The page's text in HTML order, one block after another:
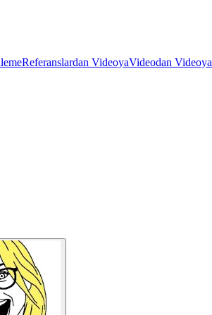
Referanslardan VideoyaVideodan Videoya